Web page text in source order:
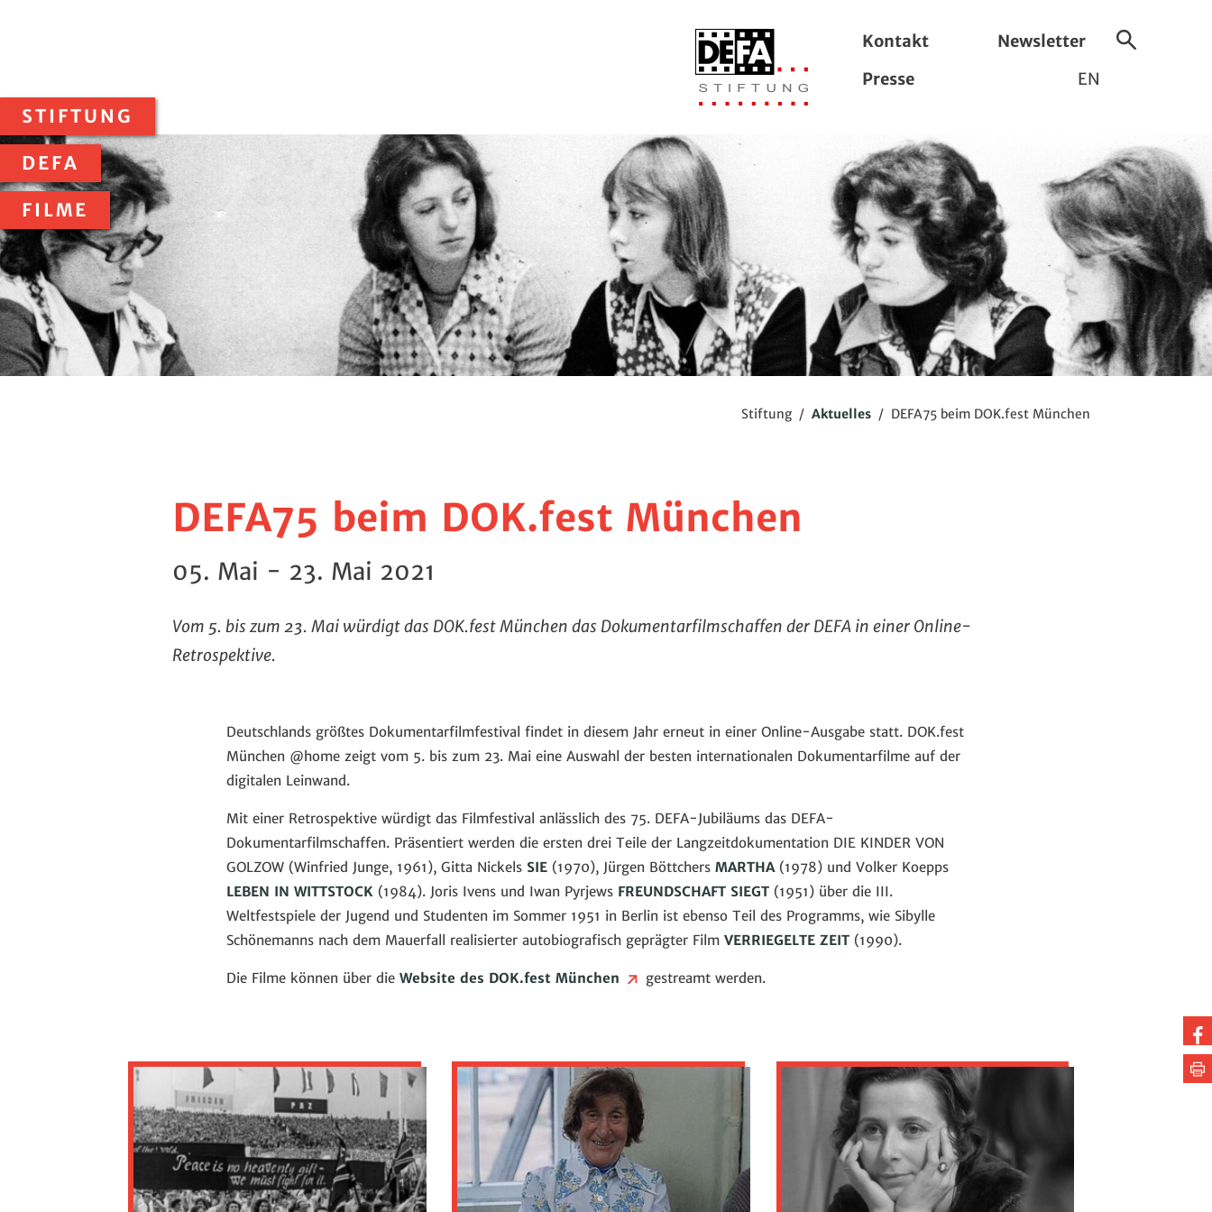
STIFTUNG
DEFA
FILME
Kontakt
Newsletter
Presse
EN
Stiftung / Aktuelles / DEFA75 beim DOK.fest München
DEFA75 beim DOK.fest München
05. Mai - 23. Mai 2021
Vom 5. bis zum 23. Mai würdigt das DOK.fest München das Dokumentarfilmschaffen der DEFA in einer Online-
Retrospektive.
Deutschlands größtes Dokumentarfilmfestival findet in diesem Jahr erneut in einer Online-Ausgabe statt. DOK.fest
München @home zeigt vom 5. bis zum 23. Mai eine Auswahl der besten internationalen Dokumentarfilme auf der
digitalen Leinwand.
Mit einer Retrospektive würdigt das Filmfestival anlässlich des 75. DEFA-Jubiläums das DEFA-
Dokumentarfilmschaffen. Präsentiert werden die ersten drei Teile der Langzeitdokumentation DIE KINDER VON
GOLZOW (Winfried Junge, 1961), Gitta Nickels SIE (1970), Jürgen Böttchers MARTHA(1978) und Volker Koepps
LEBEN IN WITTSTOCK (1984). Joris Ivens und Iwan Pyrjews FREUNDSCHAFT SIEGT (1951) über die III.
Weltfestspiele der Jugend und Studenten im Sommer 1951 in Berlin ist ebenso Teil des Programms, wie Sibylle
Schönemanns nach dem Mauerfall realisierter autobiografisch geprägter Film VERRIEGELTE ZEIT (1990).
Die Filme können über die Website des DOK.fest München gestreamt werden.